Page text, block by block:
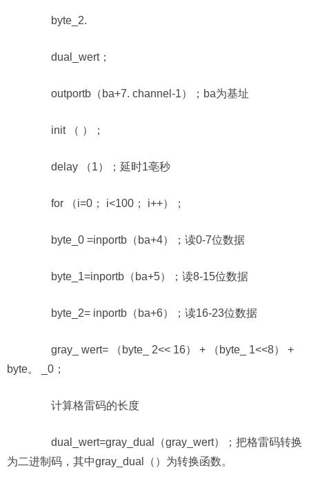
byte_2.
dual_wert；
outportb（ba+7. channel-1）；ba为基址
init （ ）；
delay （1）；延时1亳秒
for （i=0； i<100； i++）；
byte_0 =inportb（ba+4）；读0-7位数据
byte_1=inportb（ba+5）；读8-15位数据
byte_2= inportb（ba+6）；读16-23位数据
gray_ wert= （byte_ 2<< 16） + （byte_ 1<<8） +
byte。 _0；
计算格雷码的长度
dual_wert=gray_dual（gray_wert）；把格雷码转换
为二进制码，其中gray_dual（）为转换函数。